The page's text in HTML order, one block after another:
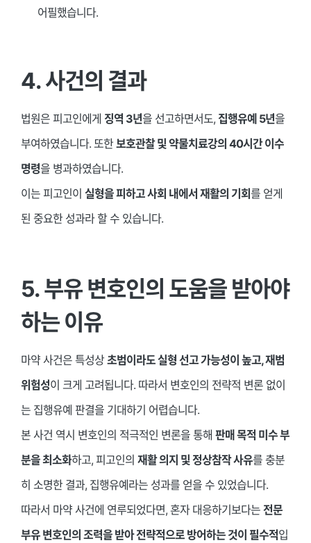
어필했습니다.
4. 사건의 결과
법원은 피고인에게 징역 3년을 선고하면서도, 집행유예 5년을
부여하였습니다. 또한 보호관찰 및 약물치료강의 40시간 이수
명령을 병과하였습니다.
이는 피고인이 실형을 피하고 사회 내에서 재활의 기회 를 얻게
된 중요한 성과라 할 수 있습니다.
5. 부유 변호인의 도움을 받아야
하는 이유
마약 사건은 특성상 초범이라도 실형 선고 가능성이 높고, 재범
위험성이 크게 고려됩니다. 따라서 변호인의 전략적 변론 없이
는 집행유예 판결을 기대하기 어렵습니다.
본 사건 역시 변호인의 적극적인 변론을 통해 판매 목적 미수 부
분을 최소화하고, 피고인의 재활 의지 및 정상참작 사유를 충분
히 소명한 결과, 집행유예라는 성과를 얻을 수 있었습니다.
따라서 마약 사건에 연루되었다면, 혼자 대응하기보다는 전문
부유 변호인의 조력을 받아 전략적으로 방어하는 것이 필수적입